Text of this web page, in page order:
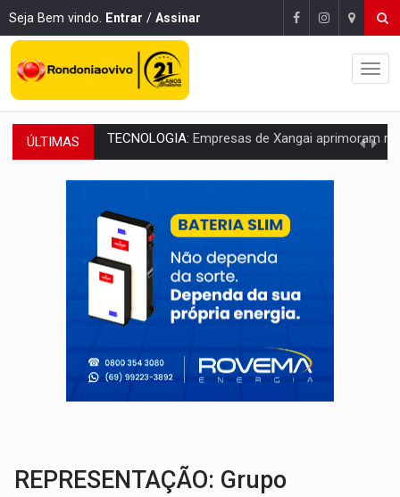
Seja Bem vindo. Entrar / Assinar
ÚLTIMAS PROTEGE A TERRA:China descobre como explodir asteroide com bomba
VÍDEO:Motociclista morre após bater na traseira de
PARECE UM NUGGET:Essa receita com frango virou o meu
EMPREENDEDORISMO: 7 negócios que podem começar com pouco dinheiro e
GIGANTE DA AMÉRICA: Brasil reúne dimensão continental e posição
INDEPENDÊNCIA:10 dicas importantes para quem quer
VARCENA: Cientistas descobrem nova espécie de rã em florestas
TECNOLOGIA:
REPRESENTAÇÃO: Grupo